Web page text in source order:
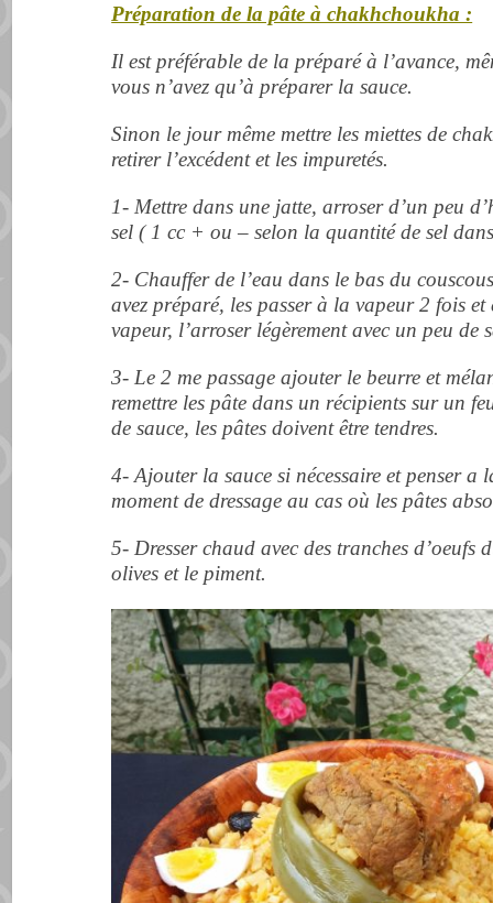
Préparation de la pâte à chakhchoukha :
Il est préférable de la préparé à l’avance,
vous n’avez qu’à préparer la sauce.
Sinon le jour même mettre les miettes de
retirer l’excédent et les impuretés.
1- Mettre dans une jatte, arroser d’un peu
sel ( 1 cc + ou – selon la quantité de sel
2- Chauffer de l’eau dans le bas du
avez préparé, les passer à la vapeur 2 fois et
vapeur, l’arroser légèrement avec un peu de
3- Le 2 me passage ajouter le beurre et
remettre les pâte dans un récipients sur un
de sauce, les pâtes doivent être tendres.
4- Ajouter la sauce si nécessaire et penser a
moment de dressage au cas où les pâtes
5- Dresser chaud avec des tranches d’oeufs
olives et le piment.